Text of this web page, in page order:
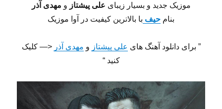
موزیک جدید و بسیار زیبای علی پیشتاز و مهدی آذر
بنام حیف با بالاترین کیفیت در آوا موزیک
” برای دانلود آهنگ های علی پیشتاز و مهدی آذر <— کلیک
کنید “